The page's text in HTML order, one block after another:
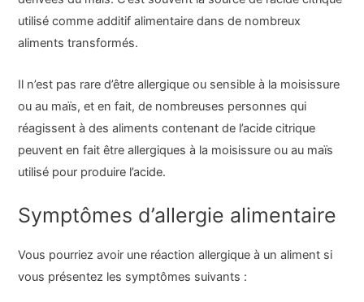
utilisé comme additif alimentaire dans de nombreux
aliments transformés.
Il n’est pas rare d’être allergique ou sensible à la moisissure
ou au maïs, et en fait, de nombreuses personnes qui
réagissent à des aliments contenant de l’acide citrique
peuvent en fait être allergiques à la moisissure ou au maïs
utilisé pour produire l’acide.
Symptômes d’allergie alimentaire
Vous pourriez avoir une réaction allergique à un aliment si
vous présentez les symptômes suivants :